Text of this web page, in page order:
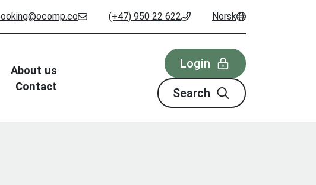
(+47) 950 22 622 Norsk
About us
Contact
Login
Search